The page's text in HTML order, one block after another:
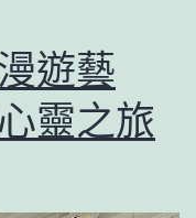
遊藝
靈之旅